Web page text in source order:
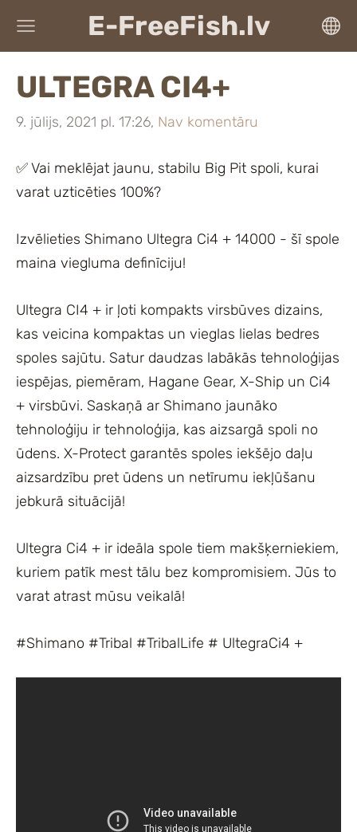
E-FreeFish.lv
ULTEGRA CI4+
9. jūlijs, 2021 pl. 17:26, Nav komentāru
✅ Vai meklējat jaunu, stabilu Big Pit spoli, kurai
varat uzticēties 100%?
Izvēlieties Shimano Ultegra Ci4 + 14000 - šī spole
maina viegluma definīciju!
Ultegra CI4 + ir ļoti kompakts virsbūves dizains,
kas veicina kompaktas un vieglas lielas bedres
spoles sajūtu. Satur daudzas labākās tehnoloģijas
iespējas, piemēram, Hagane Gear, X-Ship un Ci4
+ virsbūvi. Saskaņā ar Shimano jaunāko
tehnoloģiju ir tehnoloģija, kas aizsargā spoli no
ūdens. X-Protect garantēs spoles iekšējo daļu
aizsardzību pret ūdens un netīrumu iekļūšanu
jebkurā situācijā!
Ultegra Ci4 + ir ideāla spole tiem makšķerniekiem,
kuriem patīk mest tālu bez kompromisiem. Jūs to
varat atrast mūsu veikalā!
#Shimano #Tribal #TribalLife # UltegraCi4 +